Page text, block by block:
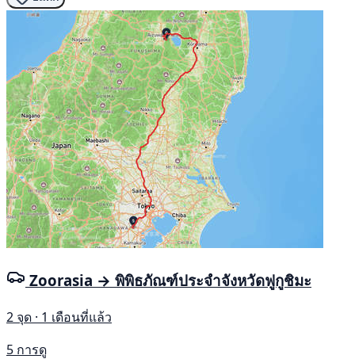
Zoorasia → พิพิธภัณฑ์ประจำจังหวัดฟูกูชิมะ
2 จุด · 1 เดือนที่แล้ว
5 การดู